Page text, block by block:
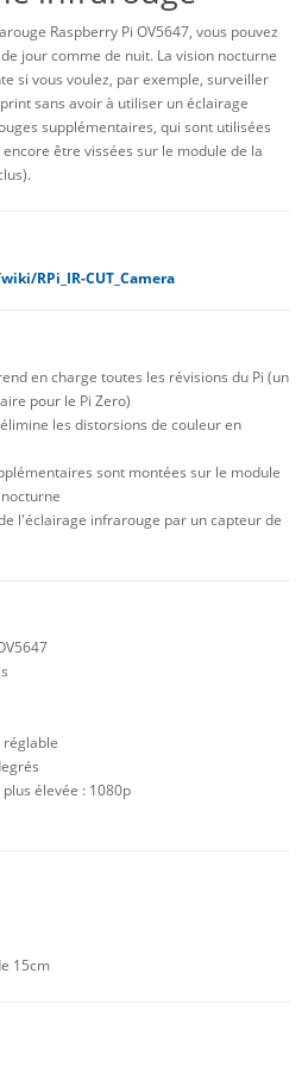
Raspberry Pi OV5647, vous pouvez
jour comme de nuit. La vision nocturne
si vous voulez, par exemple, surveiller
sans avoir à utiliser un éclairage
supplémentaires, qui sont utilisées
être vissées sur le module de la
RPi_IR-CUT_Camera
en charge toutes les révisions du Pi (un
pour le Pi Zero)
les distorsions de couleur en
sont montées sur le module
l'éclairage infrarouge par un capteur de
réglable
élevée : 1080p
15cm